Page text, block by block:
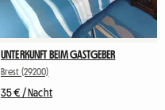
UNTERKUNFT BEIM GASTGEBER
Brest (29200)
35 € / Nacht